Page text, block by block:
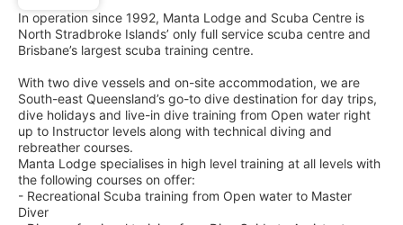
In operation since 1992, Manta Lodge and Scuba Centre is
North Stradbroke Islands’ only full service scuba centre and
Brisbane’s largest scuba training centre.
With two dive vessels and on-site accommodation, we are
South-east Queensland’s go-to dive destination for day trips,
dive holidays and live-in dive training from Open water right
up to Instructor levels along with technical diving and
rebreather courses.
Manta Lodge specialises in high level training at all levels with
the following courses on offer:
- Recreational Scuba training from Open water to Master
Diver